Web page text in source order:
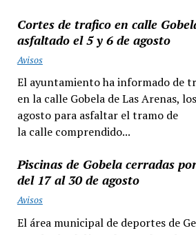
Cortes de trafico en calle
asfaltado el 5 y 6 de agosto
Avisos
El ayuntamiento ha informado de
en la calle Gobela de Las Arenas,
agosto para asfaltar el tramo de
la calle comprendido...
Piscinas de Gobela cerradas
del 17 al 30 de agosto
Avisos
El área municipal de deportes de